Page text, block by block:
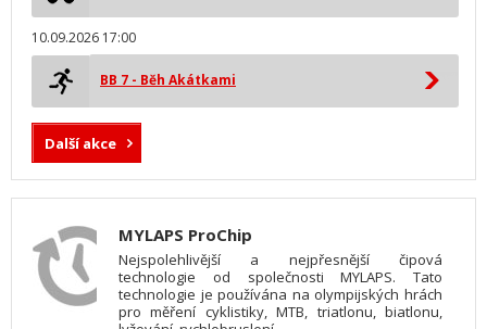
10.09.2026 17:00
BB 7 - Běh Akátkami
Další akce
MYLAPS ProChip
Nejspolehlivější a nejpřesnější čipová
technologie od společnosti MYLAPS. Tato
technologie je používána na olympijských hrách
pro měření cyklistiky, MTB, triatlonu, biatlonu,